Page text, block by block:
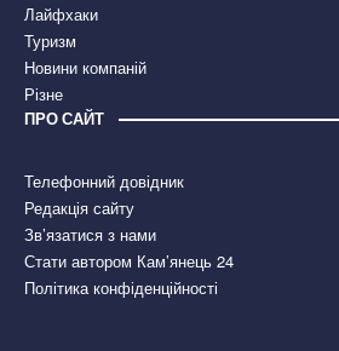
Лайфхаки
Туризм
Новини компаній
Різне
ПРО САЙТ
Телефонний довідник
Редакція сайту
Зв’язатися з нами
Стати автором Кам’янець 24
Політика конфіденційності